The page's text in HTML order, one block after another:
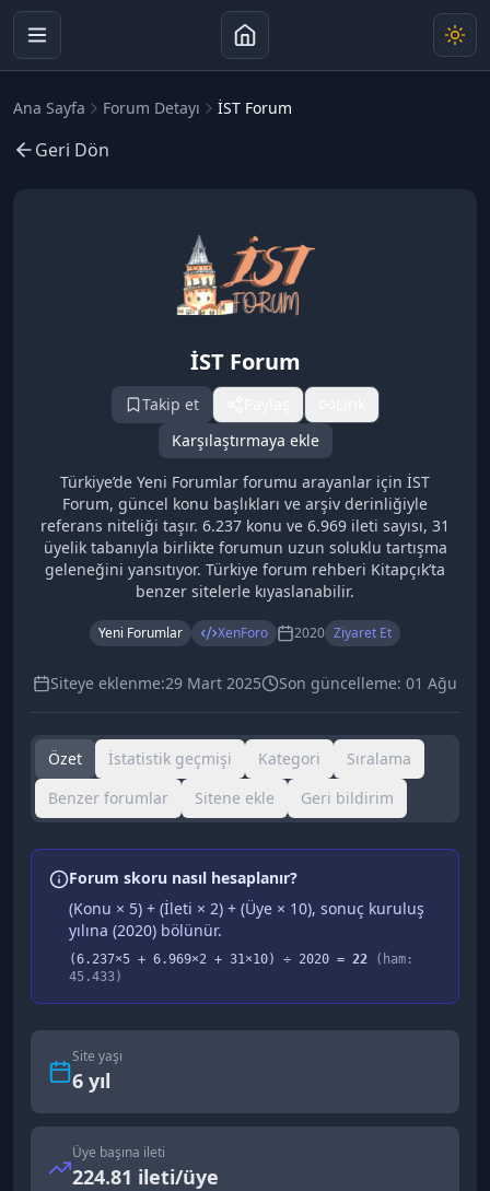
Ana Sayfa Forum Detayı İST Forum
Geri Dön
İST Forum
Takip et
Karşılaştırmaya ekle
Türkiye’de Yeni Forumlar forumu arayanlar için İST
Forum, güncel konu başlıkları ve arşiv derinliğiyle
referans niteliği taşır. 6.237 konu ve 6.969 ileti sayısı, 31
üyelik tabanıyla birlikte forumun uzun soluklu tartışma
geleneğini yansıtıyor. Türkiye forum rehberi Kitapçık’ta
benzer sitelerle kıyaslanabilir.
Yeni Forumlar XenForo 2020 Ziyaret Et
Siteye eklenme:29 Mart 2025 Son güncelleme: 01 Ağu
Özet İstatistik geçmişi Kategori
Sıralama
Benzer forumlar
Sitene ekle Geri bildirim
Forum skoru nasıl hesaplanır?
(Konu × 5) + (İleti × 2) + (Üye × 10), sonuç kuruluş
yılına (2020) bölünür.
(6.237×5 + 6.969×2 + 31×10) ÷ 2020 = 22 (ham:
45.433)
Site yaşı
6 yıl
Üye başına ileti
224.81 ileti/üye